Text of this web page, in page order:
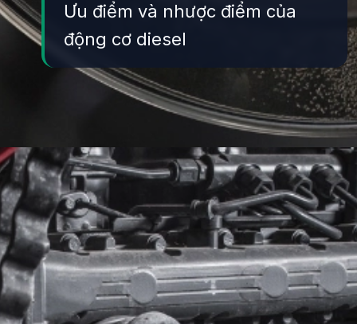
Ưu điểm và nhược điểm của
động cơ diesel
Đang mở https://yeukhoahoc.edu.vn/dong-co-diesel-la-gi